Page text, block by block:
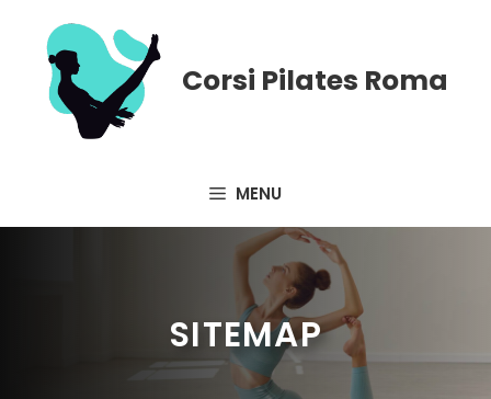
contenuto
Corsi Pilates Roma
MENU
SITEMAP